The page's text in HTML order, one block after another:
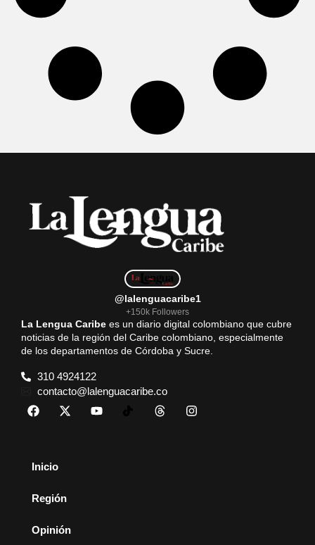
@lalenguacaribe1
+150k Followers
La Lengua Caribe es un diario digital colombiano que cubre
noticias de la región del Caribe colombiano, especialmente
de los departamentos de Córdoba y Sucre.
310 4924122
contacto@lalenguacaribe.co
Inicio
Región
Opinión